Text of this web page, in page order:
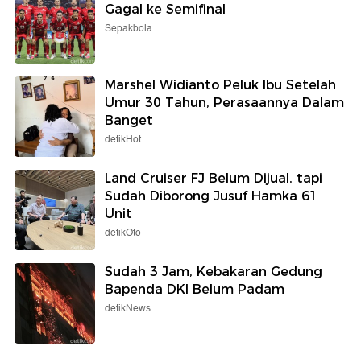
Gagal ke Semifinal
Sepakbola
Marshel Widianto Peluk Ibu Setelah
Umur 30 Tahun, Perasaannya Dalam
Banget
detikHot
Land Cruiser FJ Belum Dijual, tapi
Sudah Diborong Jusuf Hamka 61
Unit
detikOto
Sudah 3 Jam, Kebakaran Gedung
Bapenda DKI Belum Padam
detikNews